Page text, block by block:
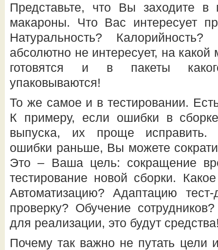
Представьте, что Вы заходите в
макароны. Что Вас интересует
Натуральность?
абсолютно не интересует, на
готовятся и в пакеты
упаковываются!
То же самое и в тестировании.
К примеру, если ошибки в
выпуска, их проще исправить.
ошибки раньше, Вы можете
Это – Ваша цель: сокращение
тестирование новой сборки.
Автоматизацию? Адаптацию
проверку? Обучение
для реализации, это будут
Почему так важно не путать цели